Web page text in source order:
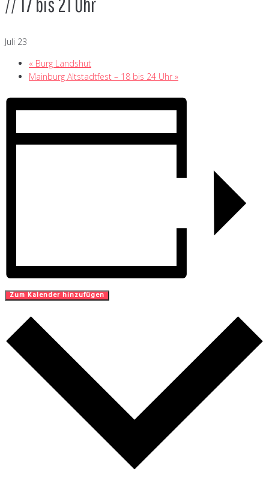
Juli 23
« Burg Landshut
Mainburg Altstadtfest – 18 bis 24 Uhr »
Zum Kalender hinzufügen